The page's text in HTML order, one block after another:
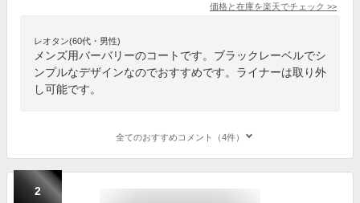
価格と在庫を楽天でチェック >>
レオタン(60代・男性)
メンズ用バーバリーのコートです。ブラックレーベルでシ
ンプルなデザインなのでおすすめです。ライナーは取り外
し可能です。
全てのおすすめコメント（4件）
2